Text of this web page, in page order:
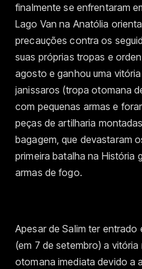
finalmente se enfrentaram
Lago Van na Anatólia
precauções contra os
suas próprias tropas e
agosto e ganhou uma
janissaros (tropa otomana
com pequenas armas e
peças de artilharia
bagagem, que devastaram
primeira batalha na História
armas de fogo.
Apesar de Salim ter
(em 7 de setembro) a
otomana imediata devido a